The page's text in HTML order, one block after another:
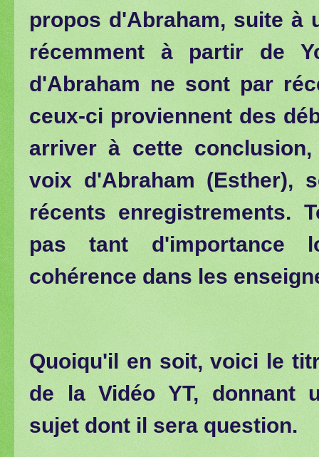
propos d'Abraham, suite à
récemment à partir de
d'Abraham ne sont par
ceux-ci proviennent des
arriver à cette
voix d'Abraham (Esther),
récents enregistrements.
pas tant d'importance
cohérence dans les
Quoiqu'il en soit, voici le
de la Vidéo YT, donnant
sujet dont il sera question.